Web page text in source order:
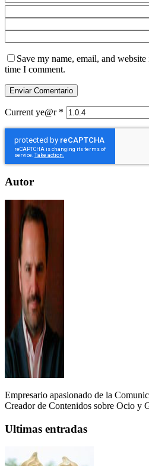
Save my name, email, and
time I comment.
Current ye@r *
Autor
Empresario apasionado de la
Creador de Contenidos sobre Ocio y
Ultimas entradas